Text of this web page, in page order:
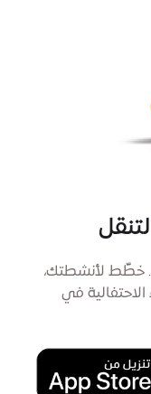
خطِّط لأنشطتك،
في